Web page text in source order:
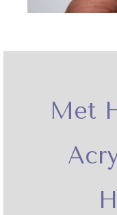
Met